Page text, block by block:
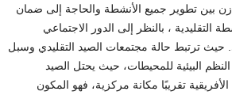
بين تطوير جميع الأنشطة والحاجة إلى ضمان
التقليدية ، بالنظر إلى الدور الاجتماعي
حيث ترتبط حالة مجتمعات الصيد التقليدي وسبل
النظم البيئية للمحيطات، حيث يحتل الصيد
الأفريقية تقريبًا مكانة مركزية، فهو المكون